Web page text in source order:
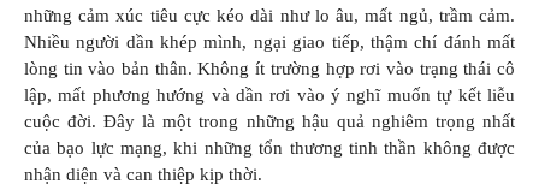
những cảm xúc tiêu cực kéo dài như lo âu, mất ngủ, trầm cảm.
Nhiều người dần khép mình, ngại giao tiếp, thậm chí đánh mất
lòng tin vào bản thân. Không ít trường hợp rơi vào trạng thái cô
lập, mất phương hướng và dần rơi vào ý nghĩ muốn tự kết liễu
cuộc đời. Đây là một trong những hậu quả nghiêm trọng nhất
của bạo lực mạng, khi những tổn thương tinh thần không được
nhận diện và can thiệp kịp thời.